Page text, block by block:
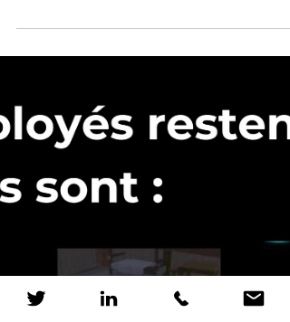
Terminator